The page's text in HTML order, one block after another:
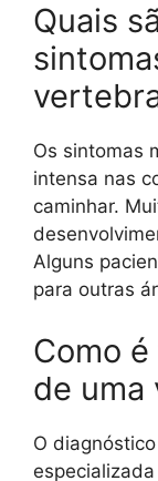
Quais
Os sintomas
intensa nas
caminhar.
Alguns
para outras
Como
de uma
O